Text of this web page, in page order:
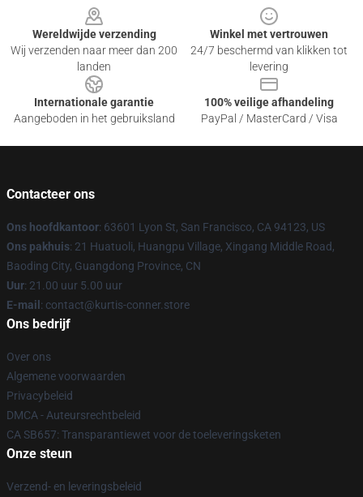
Wereldwijde verzending
Wij verzenden naar meer dan 200
landen
Winkel met vertrouwen
24/7 beschermd van klikken tot
levering
Internationale garantie
Aangeboden in het gebruiksland
100% veilige afhandeling
PayPal / MasterCard / Visa
Contacteer ons
Ons hoofdkantoor: 63601 Lyon St, San Francisco, CA 94123, US
Ons pakhuis: 21 Huatuoli, Huangpu Village, Xingang Middle Road,
Baoding City, Guangdong Province, CN
Uur: 21.00 uur 5.00 uur
E-mail : contact@kurtis-conner.store
Ons bedrijf
Over ons
Algemene voorwaarden
Privacybeleid
DMCA - Auteursrechtbeleid
CA SB657: Transparantiewet voor de toeleveringsketen
Onze steun
Verzend- en leveringsbeleid